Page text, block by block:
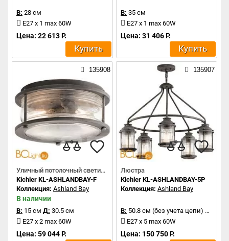
В: 28 см
E27 x 1 max 60W
Цена: 22 613 Р.
Купить
В: 35 см
E27 x 1 max 60W
Цена: 31 406 Р.
Купить
135908
Уличный потолочный светильник
Kichler KL-ASHLANDBAY-F
Коллекция: Ashland Bay
В наличии
В: 15 см Д: 30.5 см
E27 x 2 max 60W
Цена: 59 044 Р.
135907
Люстра
Kichler KL-ASHLANDBAY-5P
Коллекция: Ashland Bay
В: 50.8 см (без учета цепи) Д:
E27 x 5 max 60W
Цена: 150 750 Р.